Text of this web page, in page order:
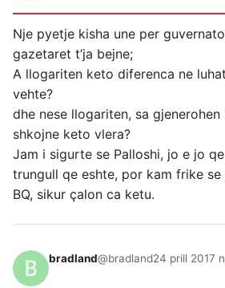
Nje pyetje kisha une per
gazetaret t’ja bejne;
A llogariten keto diferenca ne
vehte?
dhe nese llogariten, sa
shkojne keto vlera?
Jam i sigurte se Palloshi, jo e jo qe
trungull qe eshte, por kam frike
BQ, sikur çalon ca ketu.
bradland@bradland24 prill 2017